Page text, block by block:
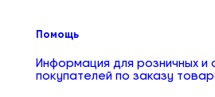
Помощь
Информация для розничных и
покупателей по заказу